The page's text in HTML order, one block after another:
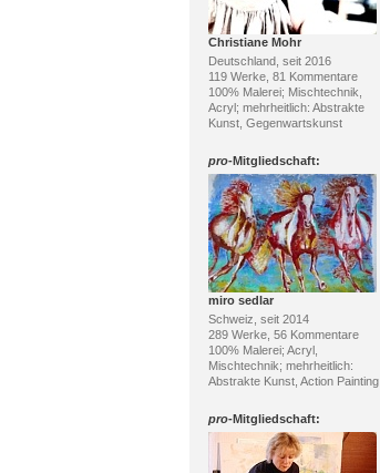
Christiane Mohr
Deutschland, seit 2016
119 Werke, 81 Kommentare
100% Malerei; Mischtechnik,
Acryl; mehrheitlich: Abstrakte
Kunst, Gegenwartskunst
pro-Mitgliedschaft:
miro sedlar
Schweiz, seit 2014
289 Werke, 56 Kommentare
100% Malerei; Acryl,
Mischtechnik; mehrheitlich:
Abstrakte Kunst, Action Painting
pro-Mitgliedschaft: